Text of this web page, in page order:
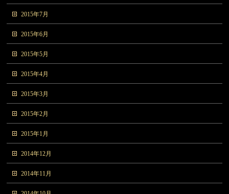
2015年7月
2015年6月
2015年5月
2015年4月
2015年3月
2015年2月
2015年1月
2014年12月
2014年11月